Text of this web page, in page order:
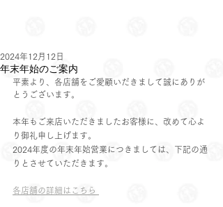
年末年始のご案内
2024年12月12日
平素より、各店舗をご愛顧いだきまして誠にありが
とうございます。
本年もご来店いただきましたお客様に、改めて心よ
り御礼申し上げます。
2024年度の年末年始営業につきましては、下記の通
りとさせていただきます。
各店舗の詳細はこちら